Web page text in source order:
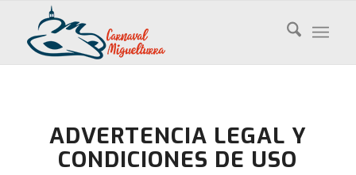
ADVERTENCIA LEGAL Y
CONDICIONES DE USO